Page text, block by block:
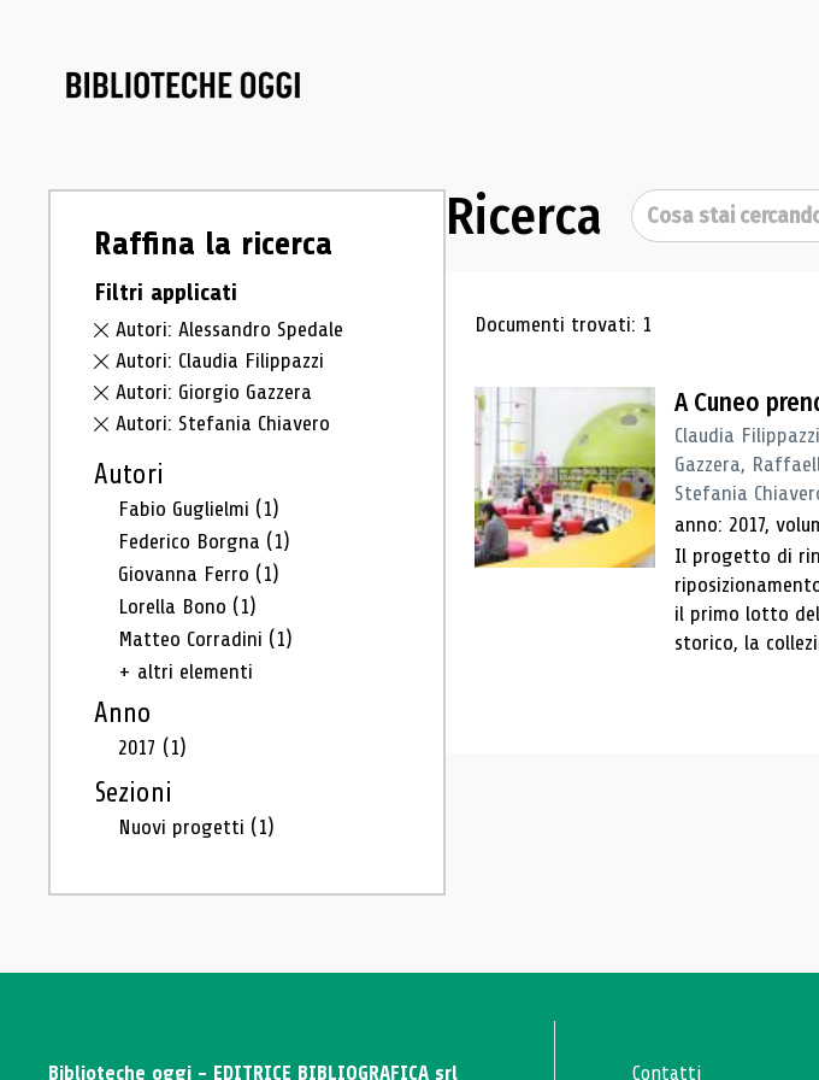
Raffina la ricerca
Filtri applicati
Autori: Alessandro Spedale
Autori: Claudia Filippazzi
Autori: Giorgio Gazzera
Autori: Stefania Chiavero
Autori
Fabio Guglielmi (1)
Federico Borgna (1)
Giovanna Ferro (1)
Lorella Bono (1)
Matteo Corradini (1)
+ altri elementi
Anno
2017 (1)
Sezioni
Nuovi progetti (1)
Ricerca Cerca
Risultati di ricerca
Documenti trovati: 1
A Cuneo
Claudia
Gazzera,
Stefania
anno: 2017,
Il progetto di
il primo lotto
storico, la
Biblioteche oggi - EDITRICE BIBLIOGRAFICA srl Contatti